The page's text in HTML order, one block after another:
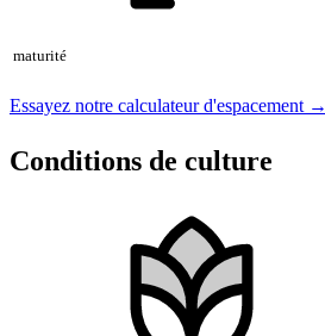
maturité
Essayez notre calculateur d'espacement →
Conditions de culture